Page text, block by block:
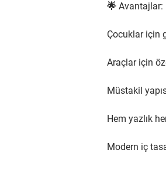
🌟 Avantajlar:
Çocuklar için
Araçlar için
Müstakil
Hem yazlık
Modern iç